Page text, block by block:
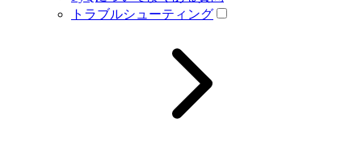
トラブルシューティング